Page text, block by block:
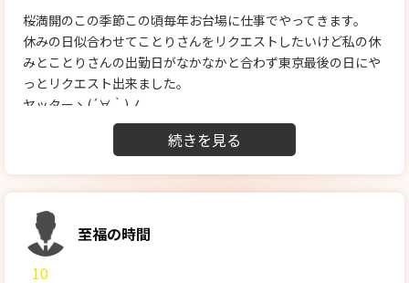
桜満開のこの季節この頃毎年お台場に仕事でやってきます。
休みの日似合わせてことりさんをリクエストしたいけど私の休
みとことりさんの出勤日がなかなかと合わず東京最後の日にや
っとリクエスト出来ました。
ヤッターヽ(´∀｀)ノ
1年ぶりの再開で1年ぶりのハグ。
相変わらずの素敵な笑顔と優しさでもう既に私の心を癒してく
今回も泡浴リクエストで華奢な身体から生み出す力強いマッサ
ージ。
優しく触れるフェザータッチからとろけるような舌づかい。
全身でことりさんを感じることが出来ました。
これでまた1年ガンバれる。
至福の時間
10